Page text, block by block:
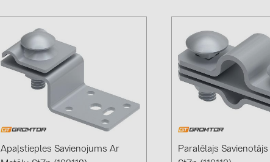
Apaļstieples Savienojums Ar
Paralēlajs